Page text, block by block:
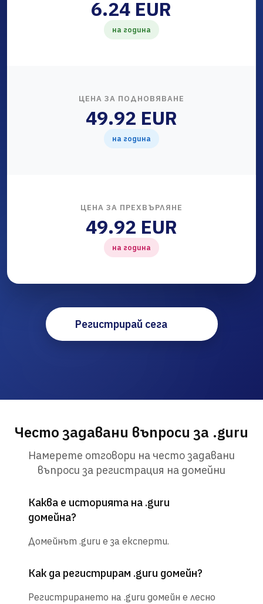
6.24 EUR
на година
ЦЕНА ЗА ПОДНОВЯВАНЕ
49.92 EUR
на година
ЦЕНА ЗА ПРЕХВЪРЛЯНЕ
49.92 EUR
на година
Регистрирай сега
Често задавани въпроси за .guru
Намерете отговори на често задавани
въпроси за регистрация на домейни
Каква е историята на .guru
домейна?
Домейнът .guru е за експерти.
Как да регистрирам .guru домейн?
Регистрирането на .guru домейн е лесно